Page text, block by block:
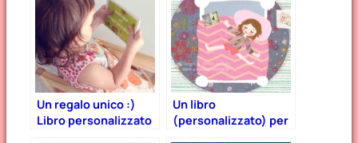
Un regalo unico :)
Libro personalizzato
Un libro
(personalizzato) per